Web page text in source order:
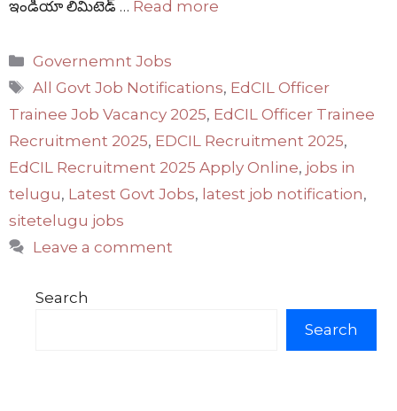
ఇండియా లిమిటెడ్ … Read more
Categories
Governemnt Jobs
Tags
All Govt Job Notifications, EdCIL Officer
Trainee Job Vacancy 2025, EdCIL Officer Trainee
Recruitment 2025, EDCIL Recruitment 2025,
EdCIL Recruitment 2025 Apply Online, jobs in
telugu, Latest Govt Jobs, latest job notification,
sitetelugu jobs
Leave a comment
Search
Search